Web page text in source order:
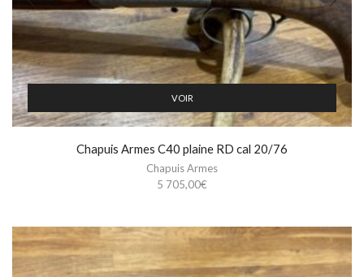
VOIR
Chapuis Armes C40 plaine RD cal 20/76
Chapuis Armes
5 705,00€